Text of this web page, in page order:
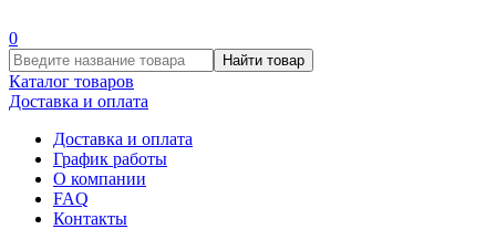
0
Найти товар
Каталог товаров
Доставка и оплата
Доставка и оплата
График работы
О компании
FAQ
Контакты